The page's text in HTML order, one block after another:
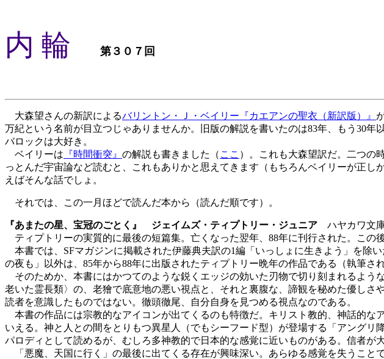
内 輪 第３０７回
大森望さんの新訳によるバリントン・Ｊ・ベイリー『カエアンの聖衣（新訳版）』
万紀という名前が目立つじゃありませんか。旧版の解説を書いたのは83年、もう30年
バロックは大好き。
ベイリーは 『時間衝突』 の解説も書きました（ ここ ）。これも大森望訳だ。二つの
っとんだ宇宙論など読むと、これもありかと思えてきます（もちろんベイリーが正
えばそんな話でしょ。
それでは、この一月ほどで読んだ本から（読んだ順です）。
『あまたの星、宝冠のごとく』 ジェイムズ・ティプトリー・ジュニア ハヤカワ文
ティプトリーの実質的に最後の短篇集。亡くなった翌年、88年に刊行された。この
本書では、SFマガジンに掲載された伊藤典夫訳の1編「いっしょに生きよう」を除
の夜も」以外は、85年から88年に出版されたティプトリー晩年の作品である（執筆さ
そのためか、本書にはかつてのような鋭くエッジの効いた刃物で切り刻まれるよ
老いた霊長類〉の、老獪で底意地の悪い視点と、それと裏腹な、諦観を秘めた優し
読者を意識したものではない。徹頭徹尾、自分自身を見つめる視点なのである。
本書の作品には宗教的なアイコンが出てくるのも特徴だ。キリスト教的、神話的な
いえる。神と人との間をとりもつ異星人（でもシーフード型）が登場する「アング
パロディとして読めるが、むしろ多神教的で日本的な感覚に近いものがある。信者が
「悪魔、天国に行く」の最後に出てくる存在が興味深い。あらゆる感覚を失うこと